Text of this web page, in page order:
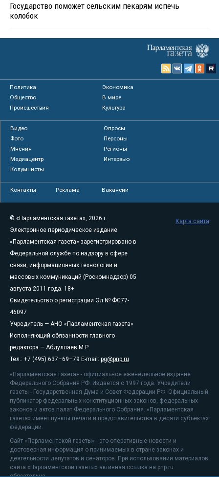
Государство поможет сельским пекарям испечь
колобок
Политика
Экономика
Общество
В мире
Происшествия
Культура
Видео
Опросы
Фото
Персоны
Мнения
Регионы
Медиацентр
Интервью
Колумнисты
Контакты Реклама Вакансии
© «Парламентская газета», 2026 г.
Электронное периодическое издание
«Парламентская газета» зарегистрировано в
Федеральной службе по надзору в сфере
связи, информационных технологий и
массовых коммуникаций (Роскомнадзор) 05
августа 2011 года. 18+
Свидетельство о регистрации Эл № ФС77-
46097
Учредитель — АНО «Парламентская газета»
Исполняющий обязанности главного
редактора — Абдуллаев М.Р.
Тел.: +7 (495) 637–69–79 E-mail: pg@pnp.ru
«Парламентская газета» - официальное еженедельное издание
Федерального Собрания РФ. Издается с 1997 года. Учредители
газеты - Государственная Дума и Совет Федерации РФ. Официальный
публикатор федеральных конституционных законов, федеральных
законов и актов палат Федерального Собрания. «Парламентская
газета» имеет пункты печати и представительства в десяти субъектах
федерации.
Сайт «Парламентской газеты» - это оперативные новости и
достоверная информация о принимаемых в стране законах и
деятельности депутатов и сенаторов. При использовании материалов
сайта «Парламентской газеты» активная ссылка на pnp.ru
Карта сайта